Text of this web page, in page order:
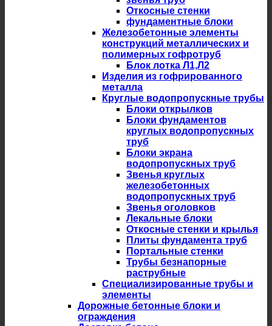
Откосные стенки
фундаментные блоки
Железобетонные элементы
конструкций металлических и
полимерных гофротруб
Блок лотка Л1,Л2
Изделия из гофрированного
металла
Круглые водопропускные трубы
Блоки открылков
Блоки фундаментов
круглых водопропускных
труб
Блоки экрана
водопропускных труб
Звенья круглых
железобетонных
водопропускных труб
Звенья оголовков
Лекальные блоки
Откосные стенки и крылья
Плиты фундамента труб
Портальные стенки
Трубы безнапорные
раструбные
Специализированные трубы и
элементы
Дорожные бетонные блоки и
ограждения